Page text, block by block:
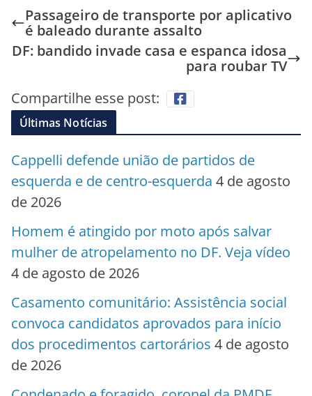
Passageiro de transporte por aplicativo
é baleado durante assalto
DF: bandido invade casa e espanca idosa
para roubar TV
Compartilhe esse post:
Últimas Notícias
Cappelli defende união de partidos de
esquerda e de centro-esquerda 4 de agosto
de 2026
Homem é atingido por moto após salvar
mulher de atropelamento no DF. Veja vídeo
4 de agosto de 2026
Casamento comunitário: Assistência social
convoca candidatos aprovados para início
dos procedimentos cartorários 4 de agosto
de 2026